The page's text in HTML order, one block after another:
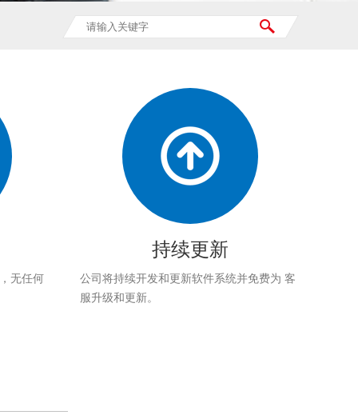
无任何
持续更新
公司将持续开发和更新软件系统并免费为 客
服升级和更新。